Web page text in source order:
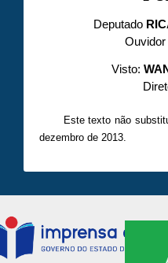
Deputado
Ouvidor
Visto:
Este texto não
dezembro de 2013.